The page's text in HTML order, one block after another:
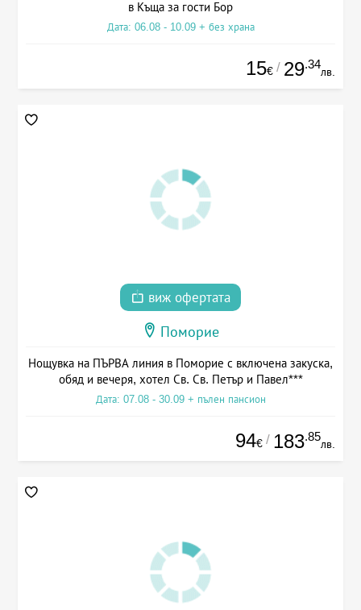
в Къща за гости Бор
Дата: 06.08 - 10.09 + без храна
15€ / 29.34
лв.
виж офертата
Поморие
Нощувка на ПЪРВА линия в Поморие с включена закуска,
обяд и вечеря, хотел Св. Св. Петър и Павел***
Дата: 07.08 - 30.09 + пълен пансион
94€ / 183.85
лв.